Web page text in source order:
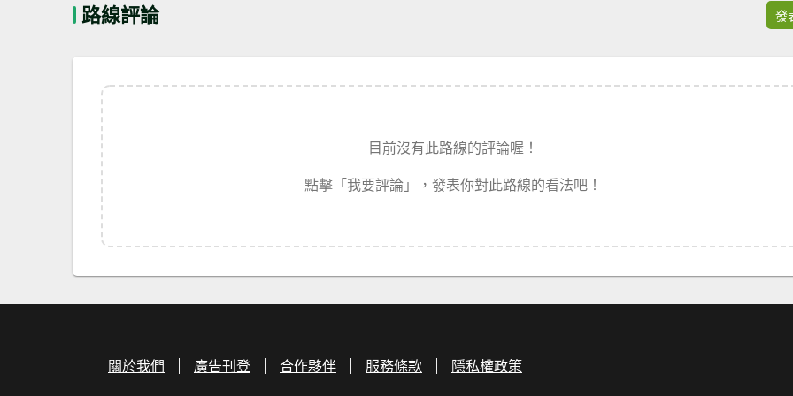
路線評論 發
目前沒有此路線的評論喔！
點擊「我要評論」，發表你對此路線的看法吧！
關於我們 廣告刊登 合作夥伴 服務條款 隱私權政策